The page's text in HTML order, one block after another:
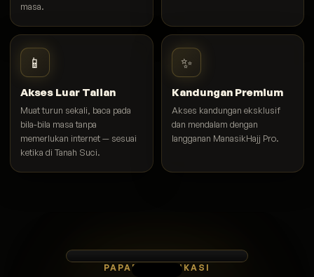
masa.
📱
Akses Luar Talian
Muat turun sekali, baca pada
bila-bila masa tanpa
memerlukan internet — sesuai
ketika di Tanah Suci.
✨
Kandungan Premium
Akses kandungan eksklusif
dan mendalam dengan
langganan ManasikHajj Pro.
PAPARAN APLIKASI